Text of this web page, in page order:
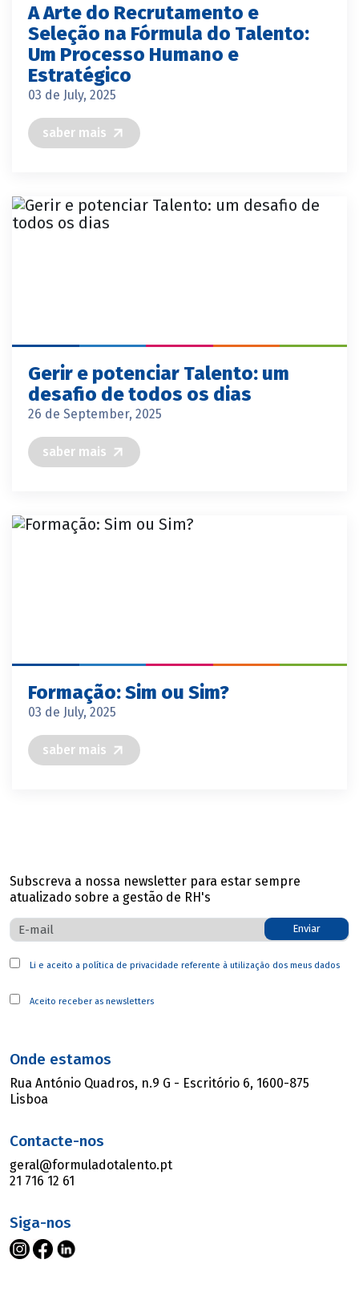
A Arte do Recrutamento e
Seleção na Fórmula do Talento:
Um Processo Humano e
Estratégico
03 de July, 2025
saber mais
Gerir e potenciar Talento: um
desafio de todos os dias
26 de September, 2025
saber mais
Formação: Sim ou Sim?
03 de July, 2025
saber mais
Subscreva a nossa newsletter para estar sempre
atualizado sobre a gestão de RH's
Enviar
Li e aceito a política de privacidade referente à utilização dos meus dados
Aceito receber as newsletters
Onde estamos
Rua António Quadros, n.9 G - Escritório 6, 1600-875
Lisboa
Contacte-nos
geral@formuladotalento.pt
21 716 12 61
Siga-nos